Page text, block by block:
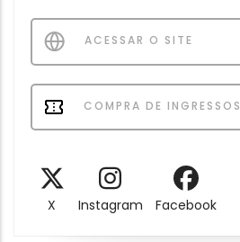
ACESSAR O SITE
COMPRA DE INGRESSOS
X Instagram Facebook